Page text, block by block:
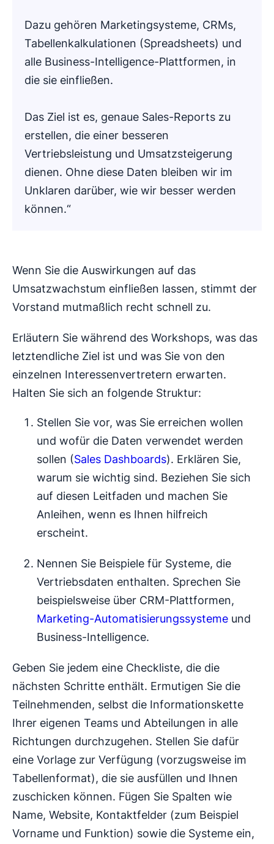
Dazu gehören Marketingsysteme, CRMs,
Tabellenkalkulationen (Spreadsheets) und
alle Business-Intelligence-Plattformen, in
die sie einfließen.
Das Ziel ist es, genaue Sales-Reports zu
erstellen, die einer besseren
Vertriebsleistung und Umsatzsteigerung
dienen. Ohne diese Daten bleiben wir im
Unklaren darüber, wie wir besser werden
können.“
Wenn Sie die Auswirkungen auf das
Umsatzwachstum einfließen lassen, stimmt der
Vorstand mutmaßlich recht schnell zu.
Erläutern Sie während des Workshops, was das
letztendliche Ziel ist und was Sie von den
einzelnen Interessenvertretern erwarten.
Halten Sie sich an folgende Struktur:
Stellen Sie vor, was Sie erreichen wollen
und wofür die Daten verwendet werden
sollen (Sales Dashboards). Erklären Sie,
warum sie wichtig sind. Beziehen Sie sich
auf diesen Leitfaden und machen Sie
Anleihen, wenn es Ihnen hilfreich
erscheint.
Nennen Sie Beispiele für Systeme, die
Vertriebsdaten enthalten. Sprechen Sie
beispielsweise über CRM-Plattformen,
Marketing-Automatisierungssysteme und
Business-Intelligence.
Geben Sie jedem eine Checkliste, die die
nächsten Schritte enthält. Ermutigen Sie die
Teilnehmenden, selbst die Informationskette
Ihrer eigenen Teams und Abteilungen in alle
Richtungen durchzugehen. Stellen Sie dafür
eine Vorlage zur Verfügung (vorzugsweise im
Tabellenformat), die sie ausfüllen und Ihnen
zuschicken können. Fügen Sie Spalten wie
Name, Website, Kontaktfelder (zum Beispiel
Vorname und Funktion) sowie die Systeme ein,